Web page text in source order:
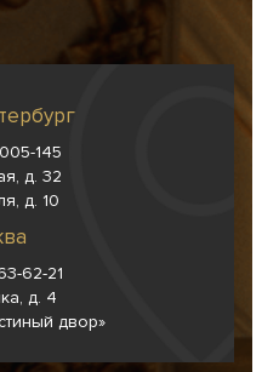
145
д. 32
д. 10
62-21
д. 4
двор»